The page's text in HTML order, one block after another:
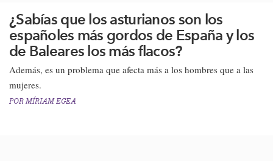
¿Sabías que los asturianos son los
españoles más gordos de España y los
de Baleares los más flacos?
Además, es un problema que afecta más a los hombres que a las
mujeres.​
POR MÍRIAM EGEA